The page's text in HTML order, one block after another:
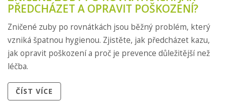
PŘEDCHÁZET A OPRAVIT POŠKOZENÍ?
Zničené zuby po rovnátkách jsou běžný problém, který
vzniká špatnou hygienou. Zjistěte, jak předcházet kazu,
jak opravit poškození a proč je prevence důležitější než
léčba.
ČÍST VÍCE